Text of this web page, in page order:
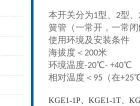
本开关分为1型、2型
簧管（一常开，一常
使用环境及安装条件
海拔度＜200米
环境温度-20℃- +40℃
相对温度＜95（在
KGE1-1P、KGE1-1T、